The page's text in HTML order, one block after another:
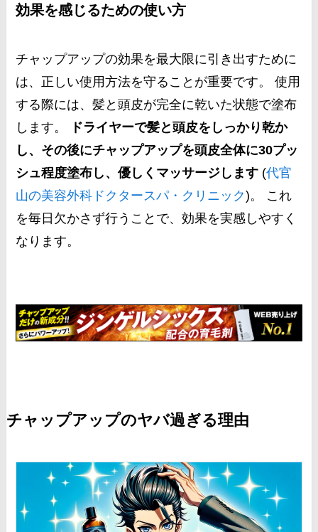
効果を感じるための使い方
チャップアップの効果を最大限に引き出すために
は、正しい使用方法を守ることが重要です。 使用
する際には、髪と頭皮が完全に乾いた状態で塗布
します。
ドライヤーで髪と頭皮をしっかり乾か
し、その後にチャップアップを頭皮全体に30プッ
シュ程度塗布し、優しくマッサージします ​ (代官
山の美容外科ドクタースパ・クリニック)​。 これ
を毎日欠かさず行うことで、効果を実感しやすく
なります。
チャップアップのヤバ過ぎる理由